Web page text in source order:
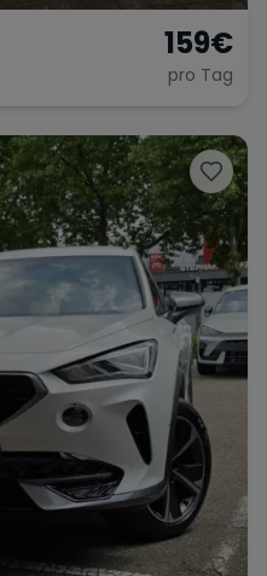
159€
pro Tag